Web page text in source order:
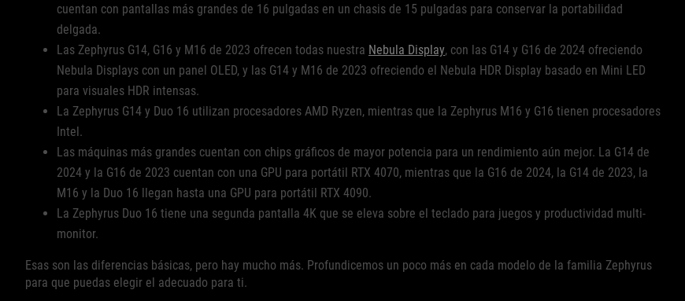
cuentan con pantallas más grandes de 16 pulgadas en un chasis de 15 pulgadas para conservar la portabilidad
delgada.
Las Zephyrus G14, G16 y M16 de 2023 ofrecen todas nuestra Nebula Display, con las G14 y G16 de 2024 ofreciendo
Nebula Displays con un panel OLED, y las G14 y M16 de 2023 ofreciendo el Nebula HDR Display basado en Mini LED
para visuales HDR intensas.
La Zephyrus G14 y Duo 16 utilizan procesadores AMD Ryzen, mientras que la Zephyrus M16 y G16 tienen procesadores
Intel.
Las máquinas más grandes cuentan con chips gráficos de mayor potencia para un rendimiento aún mejor. La G14 de
2024 y la G16 de 2023 cuentan con una GPU para portátil RTX 4070, mientras que la G16 de 2024, la G14 de 2023, la
M16 y la Duo 16 llegan hasta una GPU para portátil RTX 4090.
La Zephyrus Duo 16 tiene una segunda pantalla 4K que se eleva sobre el teclado para juegos y productividad multi-
monitor.
Esas son las diferencias básicas, pero hay mucho más. Profundicemos un poco más en cada modelo de la familia Zephyrus
para que puedas elegir el adecuado para ti.